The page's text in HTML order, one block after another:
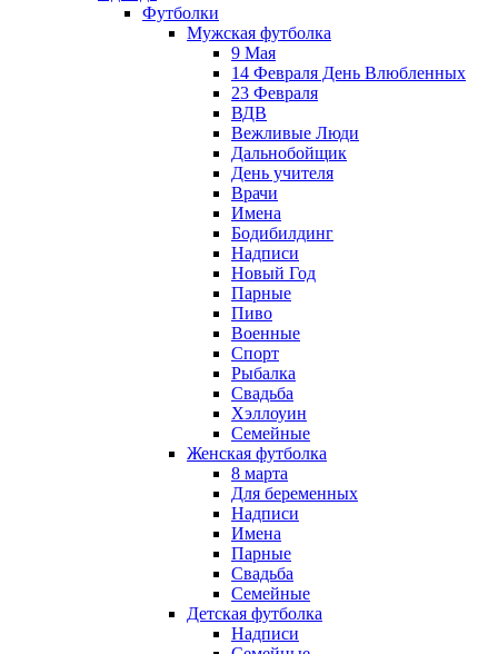
Футболки
Мужская футболка
9 Мая
14 Февраля День Влюбленных
23 Февраля
ВДВ
Вежливые Люди
Дальнобойщик
День учителя
Врачи
Имена
Бодибилдинг
Надписи
Новый Год
Парные
Пиво
Военные
Спорт
Рыбалка
Свадьба
Хэллоуин
Семейные
Женская футболка
8 марта
Для беременных
Надписи
Имена
Парные
Свадьба
Семейные
Детская футболка
Надписи